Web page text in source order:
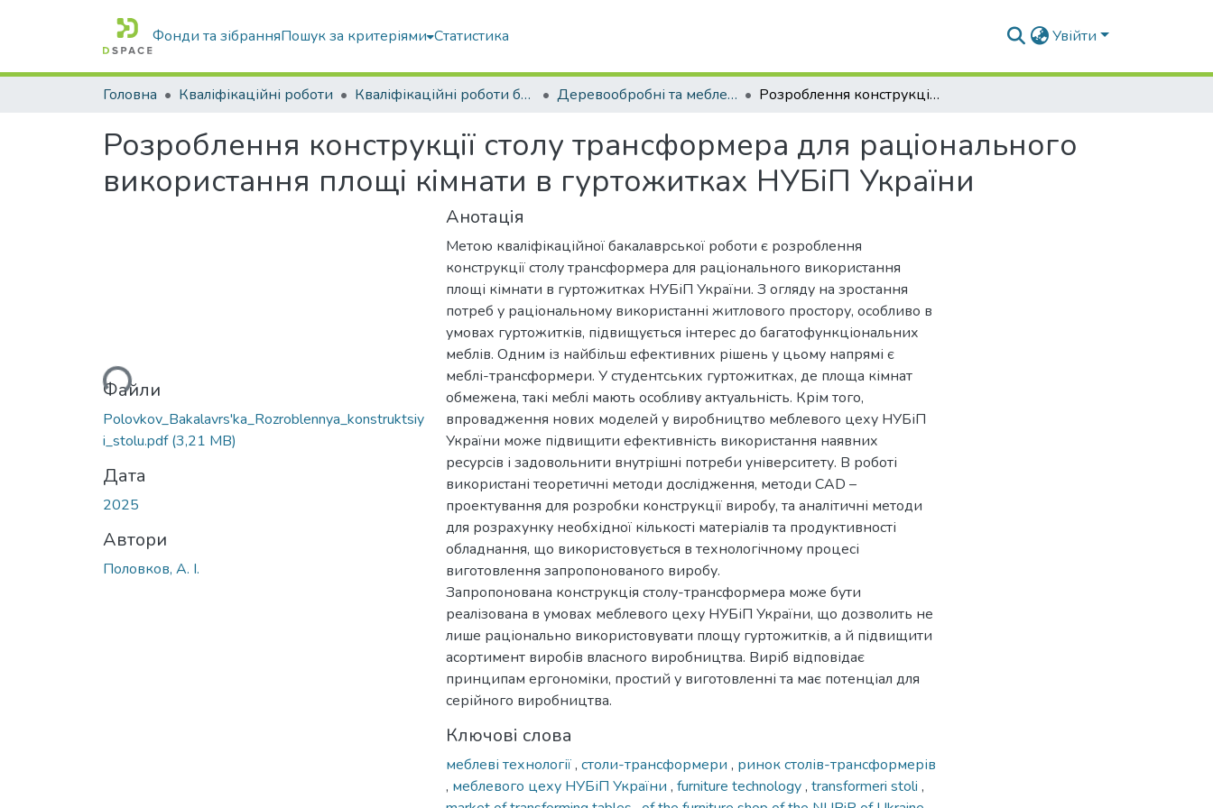
Фонди та зібранняПошук за критеріями Статистика Увійти
Головна Кваліфікаційні роботи Кваліфікаційні роботи бакалаврів Деревообробні та меблеві технології Розроблення конструкції столу трансформера для раціонального використання площі кімнати в гуртожитках НУБіП України
Розроблення конструкції столу трансформера для раціонального
використання площі кімнати в гуртожитках НУБіП України
Вантажиться...
Файли
Polovkov_Bakalavrs'ka_Rozroblennya_konstruktsiy
i_stolu.pdf(3,21 MB)
Дата
2025
Автори
Половков, А. І.
Анотація
Метою кваліфікаційної бакалаврської роботи є розроблення
конструкції столу трансформера для раціонального використання
площі кімнати в гуртожитках НУБіП України. З огляду на зростання
потреб у раціональному використанні житлового простору, особливо в
умовах гуртожитків, підвищується інтерес до багатофункціональних
меблів. Одним із найбільш ефективних рішень у цьому напрямі є
меблі-трансформери. У студентських гуртожитках, де площа кімнат
обмежена, такі меблі мають особливу актуальність. Крім того,
впровадження нових моделей у виробництво меблевого цеху НУБіП
України може підвищити ефективність використання наявних
ресурсів і задовольнити внутрішні потреби університету. В роботі
використані теоретичні методи дослідження, методи CAD –
проектування для розробки конструкції виробу, та аналітичні методи
для розрахунку необхідної кількості матеріалів та продуктивності
обладнання, що використовується в технологічному процесі
виготовлення запропонованого виробу.
Запропонована конструкція столу-трансформера може бути
реалізована в умовах меблевого цеху НУБіП України, що дозволить не
лише раціонально використовувати площу гуртожитків, а й підвищити
асортимент виробів власного виробництва. Виріб відповідає
принципам ергономіки, простий у виготовленні та має потенціал для
серійного виробництва.
Ключові слова
меблеві технології, столи-трансформери , ринок столів-трансформерів
, меблевого цеху НУБіП України , furniture technology, transformeri stoli ,